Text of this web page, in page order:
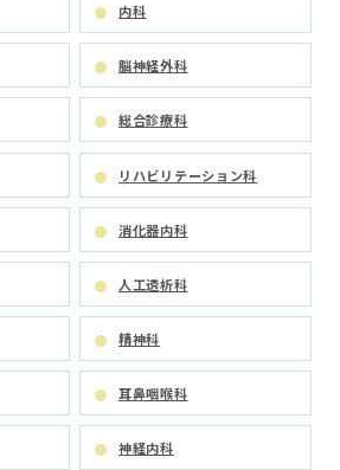
内科
脳神経外科
総合診療科
リハビリテーション科
消化器内科
人工透析科
精神科
耳鼻咽喉科
神経内科